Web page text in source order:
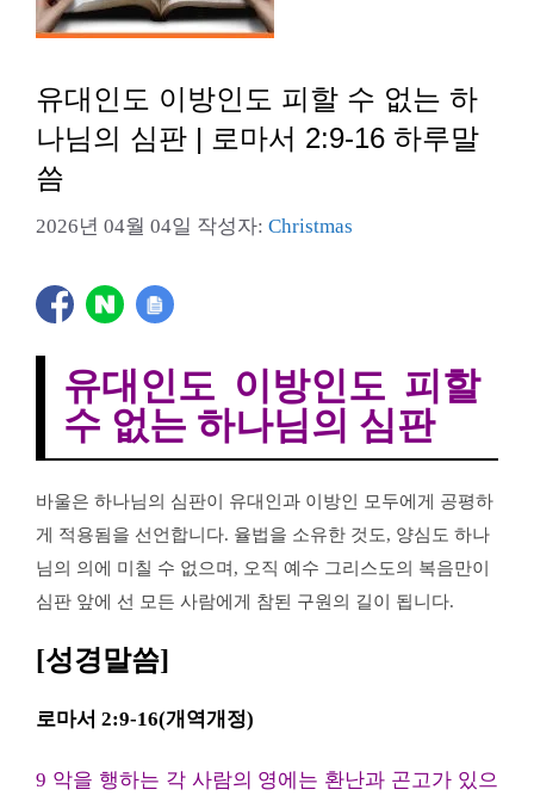
유대인도 이방인도 피할 수 없는 하
나님의 심판 | 로마서 2:9-16 하루말
씀
2026년 04월 04일 작성자: Christmas
유대인도 이방인도 피할
수 없는 하나님의 심판
바울은 하나님의 심판이 유대인과 이방인 모두에게 공평하
게 적용됨을 선언합니다. 율법을 소유한 것도, 양심도 하나
님의 의에 미칠 수 없으며, 오직 예수 그리스도의 복음만이
심판 앞에 선 모든 사람에게 참된 구원의 길이 됩니다.
[성경말씀]
로마서 2:9-16(개역개정)
9 악을 행하는 각 사람의 영에는 환난과 곤고가 있으